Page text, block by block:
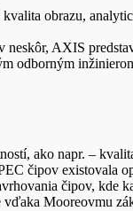
obrazu,
AXIS
odborným
ako napr. –
čipov existovala
čipov, kde
Mooreovmu